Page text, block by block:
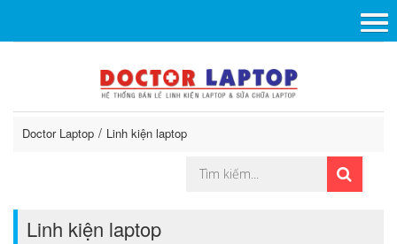
Doctor Laptop Linh kiện laptop
Linh kiện laptop